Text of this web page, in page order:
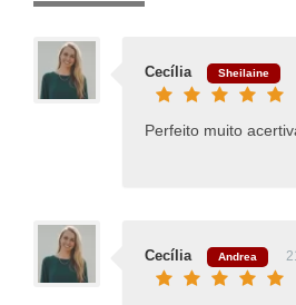
Cecília Sheilaine
Perfeito muito
Cecília Andrea